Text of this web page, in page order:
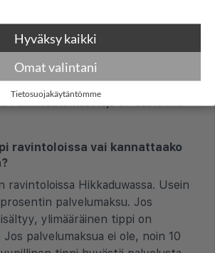
Hikkaduwassa. Pienet
ravintolat suosivat käteistä
Sri Lankan rupiassa (LKR).
varata tuk-tuk-kyyteihin ja
Pankkiautomaatteja on saatavilla
ravintoloissa vai kannattaako
ravintoloissa Hikkaduwassa. Usein
palvelumaksu. Jos
ylimääräinen tippi on
palvelumaksua ei ole, noin 10
Hyväksy kaikki
Omat valintani
Tietosuojakäytäntömme